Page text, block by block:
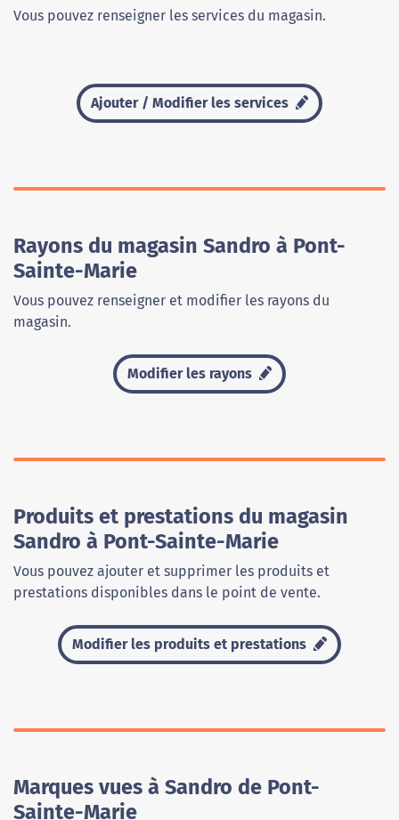
Vous pouvez renseigner les services du magasin.
Ajouter / Modifier les services
Rayons du magasin Sandro à Pont-
Sainte-Marie
Vous pouvez renseigner et modifier les rayons du
magasin.
Modifier les rayons
Produits et prestations du magasin
Sandro à Pont-Sainte-Marie
Vous pouvez ajouter et supprimer les produits et
prestations disponibles dans le point de vente.
Modifier les produits et prestations
Marques vues à Sandro de Pont-
Sainte-Marie